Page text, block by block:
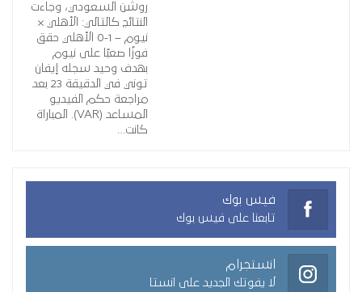
روشن السعودي، وجاءت
النتائج كالتالي: الأهلي ×
نيوم – 1-0 الأهلي حقق
فوزًا صعبًا على نيوم
بهدف وحيد سجله إيفان
توني في الدقيقة 23 بعد
مراجعة حكم الفيديو
المساعد (VAR). المباراة
كانت…
فيس بوك
تابعنا على فيس بوك
انستجرام
لا يفوتك الجديد على انستا